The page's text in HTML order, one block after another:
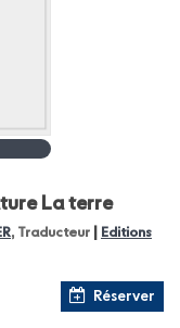
La terre
, Traducteur
Editions
Réserver